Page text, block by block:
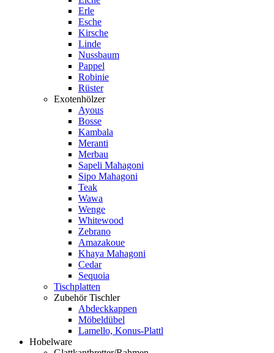
Erle
Esche
Kirsche
Linde
Nussbaum
Pappel
Robinie
Rüster
Exotenhölzer
Ayous
Bosse
Kambala
Meranti
Merbau
Sapeli Mahagoni
Sipo Mahagoni
Teak
Wawa
Wenge
Whitewood
Zebrano
Amazakoue
Khaya Mahagoni
Cedar
Sequoia
Tischplatten
Zubehör Tischler
Abdeckkappen
Möbeldübel
Lamello, Konus-Plattl
Hobelware